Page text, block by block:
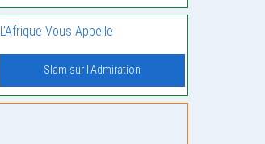
L’Afrique Vous Appelle
Slam sur l'Admiration